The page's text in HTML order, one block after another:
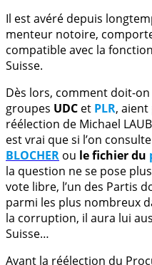
Il est avéré depuis
menteur notoire,
compatible avec la
Suisse.
Dès lors, comment doit-
groupes UDC et PLR,
réélection de Michael
est vrai que si l’on
BLOCHER ou le fichier du
la question ne se pose
vote libre, l’un des Partis
parmi les plus nombreux
la corruption, il aura lui
Suisse…
Avant la réélection du